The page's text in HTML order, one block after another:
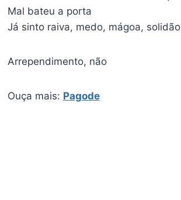
Mal bateu a porta
Já sinto raiva, medo, mágoa, solidão
Arrependimento, não
Ouça mais: Pagode